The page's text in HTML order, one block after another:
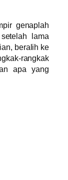
genaplah
lama
beralih ke
rangkak
apa yang